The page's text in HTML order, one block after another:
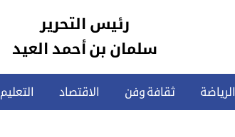
رئيس التحرير
سلمان بن أحمد العيد
الرياضة ثقافة وفن الاقتصاد التعليم